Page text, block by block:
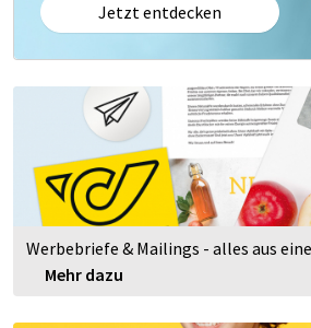
Jetzt entdecken
Werbebriefe & Mailings - alles aus
Mehr dazu